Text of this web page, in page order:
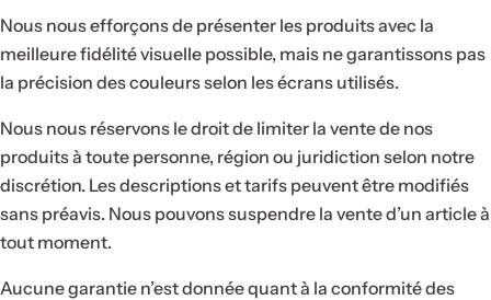
Nous nous efforçons de présenter les produits avec la
meilleure fidélité visuelle possible, mais ne garantissons pas
la précision des couleurs selon les écrans utilisés.
Nous nous réservons le droit de limiter la vente de nos
produits à toute personne, région ou juridiction selon notre
discrétion. Les descriptions et tarifs peuvent être modifiés
sans préavis. Nous pouvons suspendre la vente d’un article à
tout moment.
Aucune garantie n’est donnée quant à la conformité des